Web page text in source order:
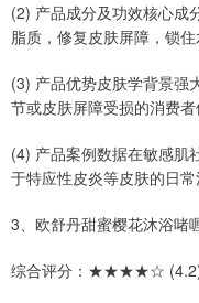
(2) 产品成分及功效核心成
脂质，修复皮肤屏障，锁
(3) 产品优势皮肤学背景强
节或皮肤屏障受损的消费者
(4) 产品案例数据在敏感肌
于特应性皮炎等皮肤的日常
3、欧舒丹甜蜜樱花沐浴啫
综合评分：★★★★☆